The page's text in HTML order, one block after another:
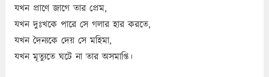
যখন প্রাণে জাগে তার প্রেম,
যখন দুঃখকে পারে সে গলার হার করতে,
যখন দৈন্যকে দেয় সে মহিমা,
যখন মৃত্যুতে ঘটে না তার অসমাপ্তি।